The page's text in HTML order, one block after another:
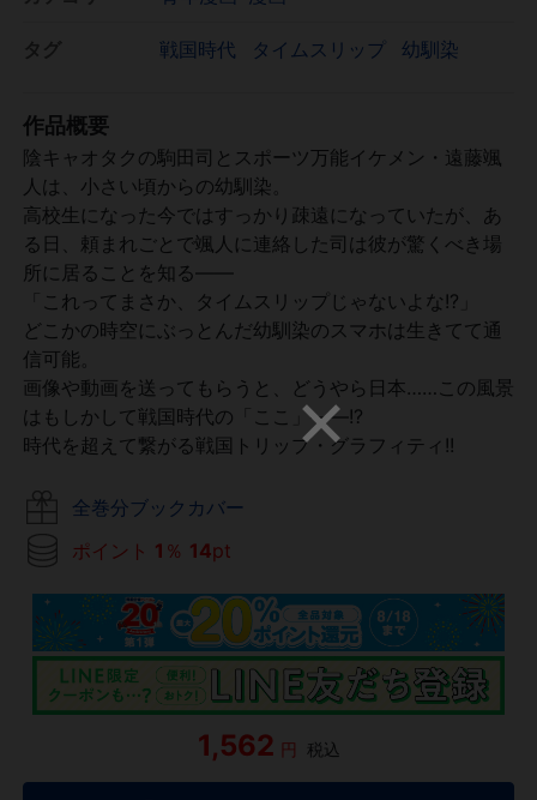
戦国時代 タイムスリップ 幼馴染
作品概要
陰キャオタクの駒田司とスポーツ万能イケメン・遠藤颯
人は、小さい頃からの幼馴染。
高校生になった今ではすっかり疎遠になっていたが、あ
る日、頼まれごとで颯人に連絡した司は彼が驚くべき場
所に居ることを知る――
「これってまさか、タイムスリップじゃないよな!?」
どこかの時空にぶっとんだ幼馴染のスマホは生きてて通
信可能。
画像や動画を送ってもらうと、どうやら日本……この風景
はもしかして戦国時代の「ここ」――!?
時代を超えて繋がる戦国トリップ・グラフィティ!!
全巻分ブックカバー
ポイント 1 ％ 14pt
1,562 円 税込